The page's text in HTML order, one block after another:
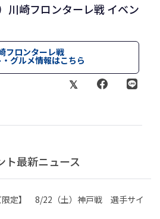
川崎フロンターレ戦 イベン
フロンターレ戦
グルメ情報はこちら
ト最新ニュース
限定】 8/22（土）神戸戦 選手サイ